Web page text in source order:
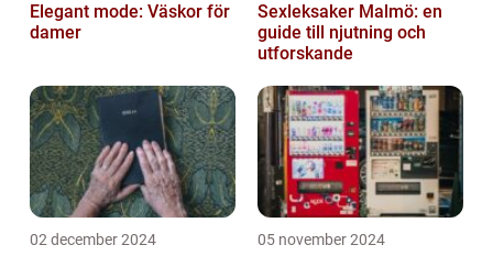
Elegant mode: Väskor för
damer
Sexleksaker Malmö: en
guide till njutning och
utforskande
02 december 2024 05 november 2024